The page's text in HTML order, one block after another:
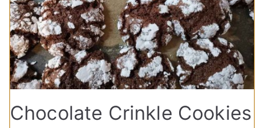
Chocolate Crinkle Cookies